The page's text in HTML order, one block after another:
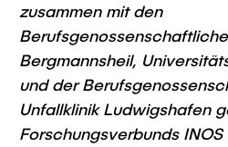
zusammen mit den
Bergmannsheil,
und der
Unfallklinik Ludwigshafen
Forschungsverbunds